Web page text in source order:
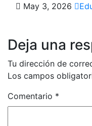
May 3, 2026
Deja una
Tu dirección de
Los campos
Comentario *